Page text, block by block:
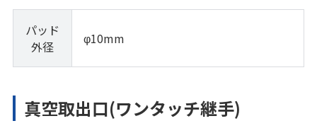
パッド
外径
φ10mm
真空取出口(ワンタッチ継手)